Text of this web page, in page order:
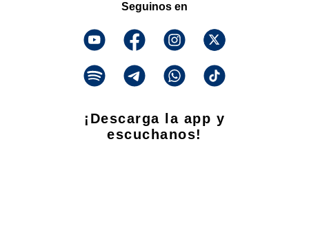
Seguinos en
¡Descarga la app y
escuchanos!